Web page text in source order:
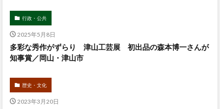
行政・公共
2025年5月8日
多彩な秀作がずらり 津山工芸展 初出品の森本博一さんが
知事賞／岡山・津山市
歴史・文化
2023年3月20日